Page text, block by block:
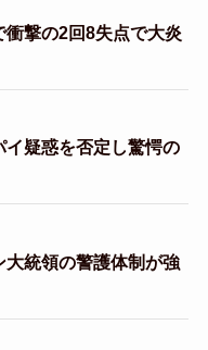
衝撃の2回8失点で大炎
疑惑を否定し驚愕の
大統領の警護体制が強